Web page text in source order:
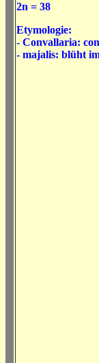
2n = 38
Etymologie:
- Convallaria:
- majalis: blüht